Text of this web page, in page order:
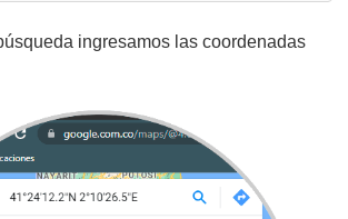
ingresamos las coordenadas